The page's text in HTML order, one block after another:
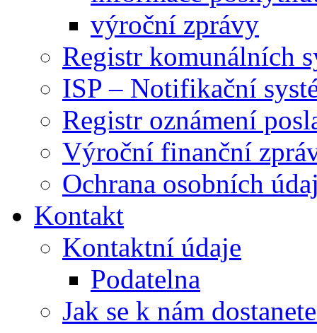
výroční zprávy
Registr komunálních
ISP – Notifikační
Registr oznámení
Výroční finanční
Ochrana osobních
Kontakt
Kontaktní údaje
Podatelna
Jak se k nám